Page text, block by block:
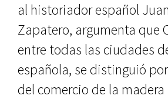
al historiador español
Zapatero, argumenta que
entre todas las ciuda­des
española, se distin­guió
del comercio de la madera